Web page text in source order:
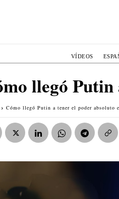
VÍDEOS
llegó
Cómo llegó Putin a tener el poder absoluto